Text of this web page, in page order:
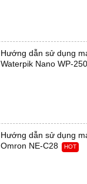
Hướng dẫn sử dụng
Waterpik Nano WP-250
Hướng dẫn sử dụng
Omron NE-C28
HOT